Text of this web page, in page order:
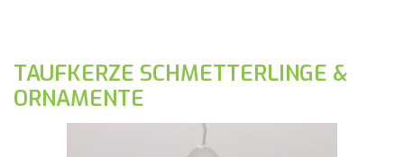
TAUFKERZE SCHMETTERLINGE &
ORNAMENTE